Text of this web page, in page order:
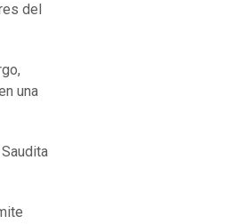
del
una